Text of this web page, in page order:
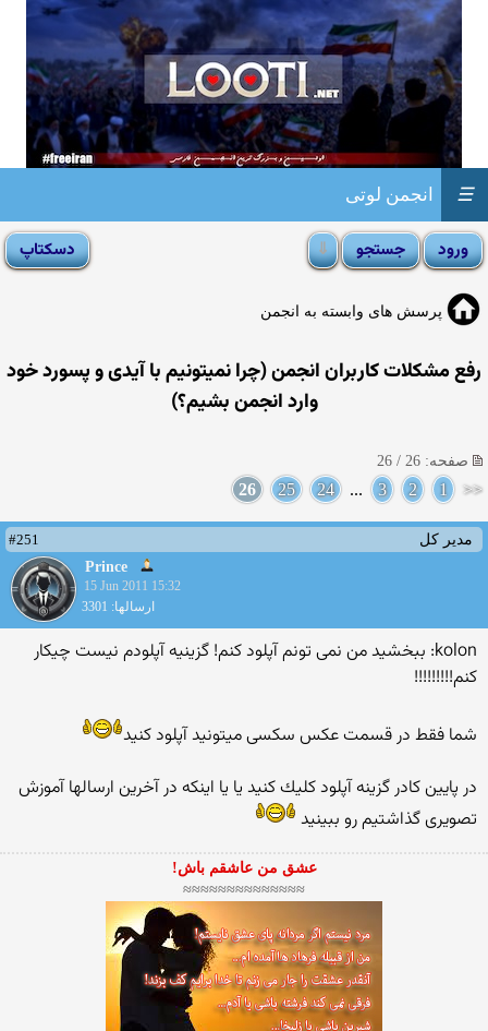
انجمن لوتی ☰
پرسش های وابسته به انجمن
رفع مشکلات کاربران انجمن (چرا نمیتونیم با آیدی و پسورد خود
وارد انجمن بشیم؟)
صفحه: 26 / 26
<<
1
2
3
...
24
25
26
مدیر کل
#251
Prince
15 Jun 2011 15:32
ارسالها: 3301
kolon: ببخشید من نمی تونم آپلود كنم! گزینیه آپلودم نیست چیكار
كنم!!!!!!!!!
شما فقط در قسمت عكس سكسی میتونید آپلود كنید
در پایین كادر گزینه آپلود كلیك كنید یا یا اینكه در آخرین ارسالها آموزش
تصویری گذاشتیم رو ببینید
عشق من عاشقم باش!
≈≈≈≈≈≈≈≈≈≈≈≈≈≈